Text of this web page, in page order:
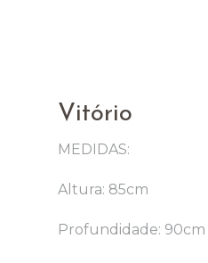
Vitório
MEDIDAS:
Altura: 85cm
Profundidade: 90cm